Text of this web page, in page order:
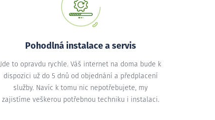
Pohodlná instalace a servis
Jde to opravdu rychle. Váš internet na doma bude k
dispozici už do 5 dnů od objednání a předplacení
služby. Navíc k tomu nic nepotřebujete, my
zajistíme veškerou potřebnou techniku i instalaci.